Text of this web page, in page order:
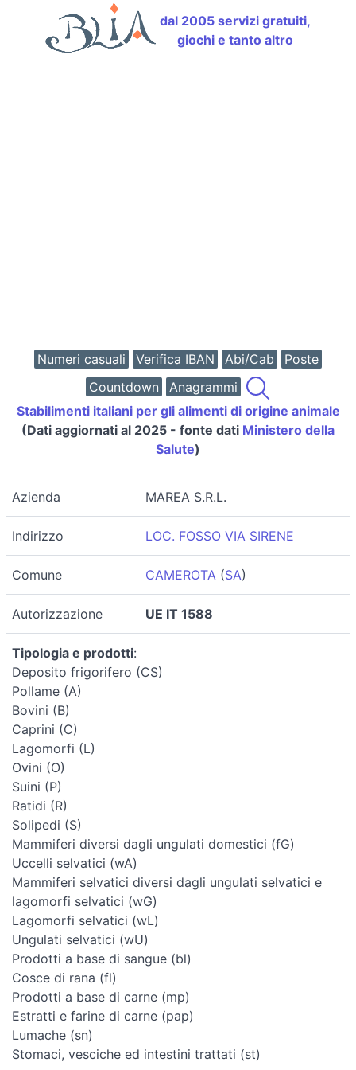
dal 2005 servizi gratuiti,
giochi e tanto altro
Numeri casuali Verifica IBAN Abi/Cab
Poste
Countdown
Anagrammi
Stabilimenti italiani per gli alimenti di origine animale
(Dati aggiornati al 2025 - fonte dati Ministero della
Salute)
Azienda MAREA S.R.L.
Indirizzo LOC. FOSSO VIA SIRENE
Comune CAMEROTA (SA)
Autorizzazione UE IT 1588
Tipologia e prodotti:
Deposito frigorifero (CS)
Pollame (A)
Bovini (B)
Caprini (C)
Lagomorfi (L)
Ovini (O)
Suini (P)
Ratidi (R)
Solipedi (S)
Mammiferi diversi dagli ungulati domestici (fG)
Uccelli selvatici (wA)
Mammiferi selvatici diversi dagli ungulati selvatici e
lagomorfi selvatici (wG)
Lagomorfi selvatici (wL)
Ungulati selvatici (wU)
Prodotti a base di sangue (bl)
Cosce di rana (fl)
Prodotti a base di carne (mp)
Estratti e farine di carne (pap)
Lumache (sn)
Stomaci, vesciche ed intestini trattati (st)